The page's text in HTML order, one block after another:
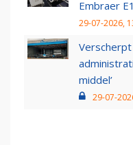
Embraer
29-07-2026,
middel’
29-07-